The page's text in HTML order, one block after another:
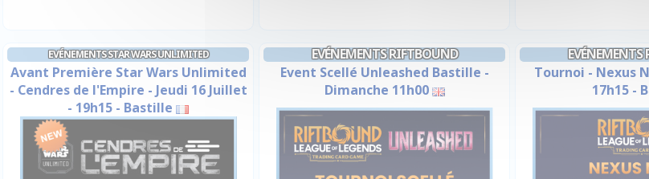
EVÉNEMENTS STAR WARS UNLIMITED
Avant Première Star Wars Unlimited
- Cendres de l'Empire - Jeudi 16 Juillet
- 19h15 - Bastille
EVÉNEMENTS RIFTBOUND
Event Scellé Unleashed Bastille -
Dimanche 11h00
Tournoi - Nexus
17h15 -